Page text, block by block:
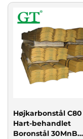
Højkarbonstål
Hart-behandlet
Boronstål 30MnB